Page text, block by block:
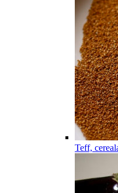
Teff,